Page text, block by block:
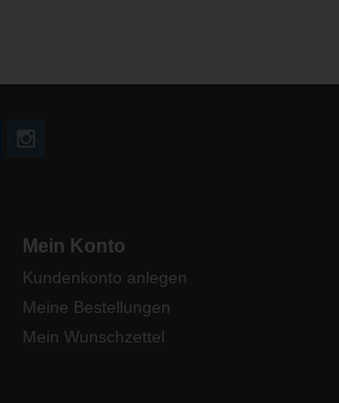
Mein Konto
Kundenkonto anlegen
Meine Bestellungen
Mein Wunschzettel